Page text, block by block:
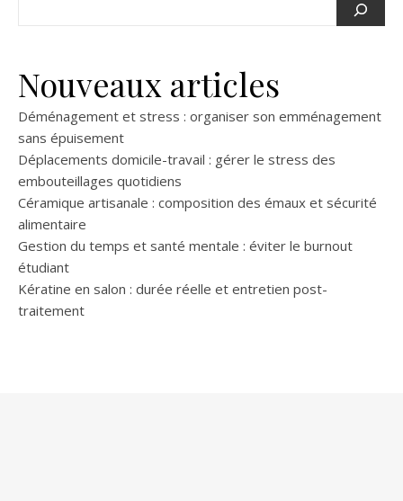
Nouveaux articles
Déménagement et stress : organiser son emménagement
sans épuisement
Déplacements domicile-travail : gérer le stress des
embouteillages quotidiens
Céramique artisanale : composition des émaux et sécurité
alimentaire
Gestion du temps et santé mentale : éviter le burnout
étudiant
Kératine en salon : durée réelle et entretien post-
traitement